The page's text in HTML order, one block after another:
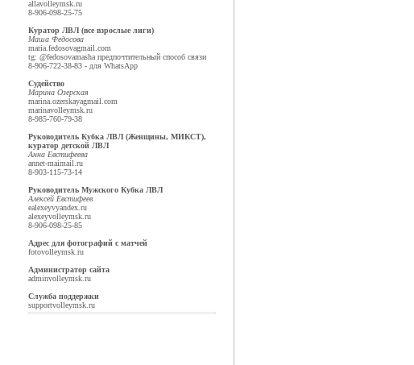
allavolleymsk.ru
8-906-098-25-75
Куратор ЛВЛ (все взрослые лиги)
Маша Федосова
maria.fedosovagmail.com
tg: @fedosovamasha предпочтительный способ связи
8-906-722-38-83 - для WhatsApp
Судейство
Марина Озерская
marina.ozerskayagmail.com
marinavolleymsk.ru
8-985-760-79-38
Руководитель Кубка ЛВЛ (Женщины, МИКСТ),
куратор детской ЛВЛ
Анна Евстифеева
annet-maimail.ru
8-903-115-73-14
Руководитель Мужского Кубка ЛВЛ
Алексей Евстифеев
ealexeyvyandex.ru
alexeyvolleymsk.ru
8-906-098-25-85
Адрес для фотографий с матчей
fotovolleymsk.ru
Администратор сайта
adminvolleymsk.ru
Служба поддержки
supportvolleymsk.ru